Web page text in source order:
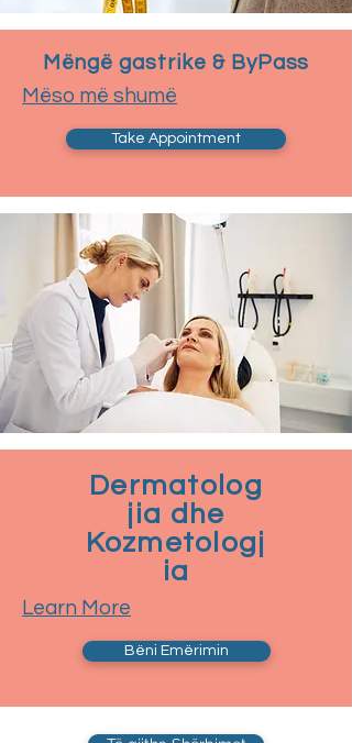
Mëngë gastrike & ByPass
Mëso më shumë
Take Appointment
Dermatolog
jia dhe
Kozmetologj
ia
Learn More
Bëni Emërimin